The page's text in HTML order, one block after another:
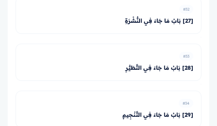
#32
[27] بَابُ مَا جَاءَ فِي النُّشْرَةِ
#33
[28] بَابُ مَا جَاءَ فِي التَّطَيُّرِ
#34
[29] بَابُ مَا جَاءَ فِي التَّنْجِيمِ